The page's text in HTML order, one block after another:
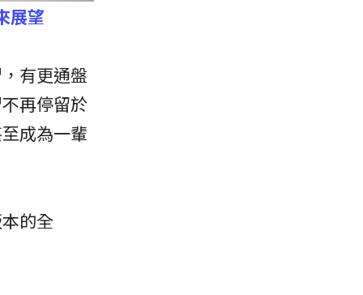
展望
有更通盤
再停留於
成為一輩
的全